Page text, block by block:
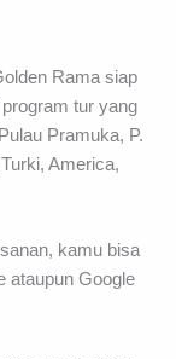
Rama siap
tur yang
Pramuka, P.
America,
kamu bisa
ataupun Google